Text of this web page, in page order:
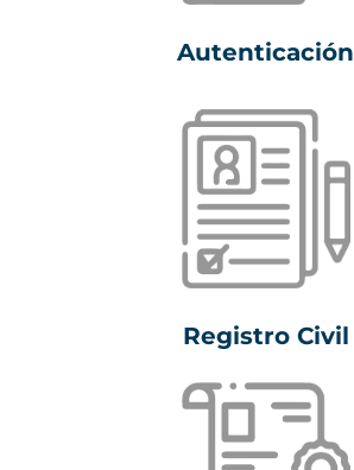
Autenticación
Registro Civil